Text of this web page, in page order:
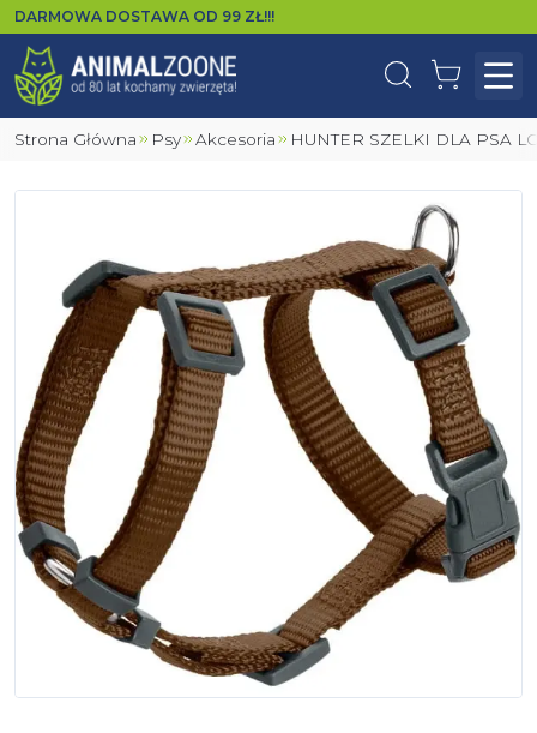
DARMOWA DOSTAWA OD 99 ZŁ!!!
WyszukajKoszyk
Strona Główna Psy Akcesoria HUNTER SZELKI DLA PSA